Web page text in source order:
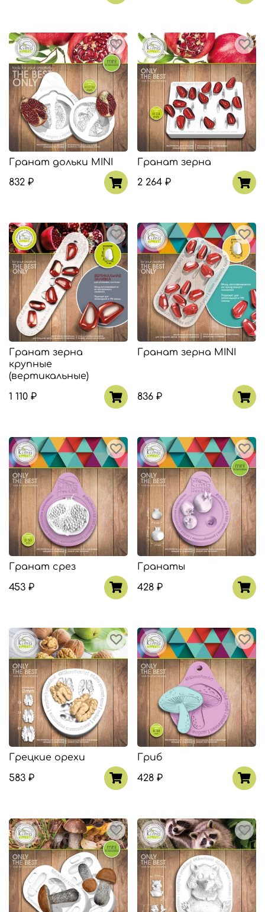
Гранат дольки MINI
832 ₽
Гранат зерна
2 264 ₽
Гранат зерна
крупные
(вертикальные)
1 110 ₽
Гранат зерна MINI
836 ₽
Гранат срез
453 ₽
Гранаты
428 ₽
Грецкие орехи
583 ₽
Гриб
428 ₽